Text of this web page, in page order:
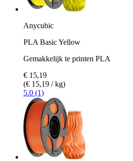
Anycubic
PLA Basic Yellow
Gemakkelijk te printen PLA
€ 15,19
(€ 15,19 / kg)
5.0 (1)